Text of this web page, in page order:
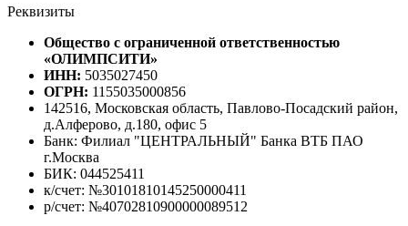
Реквизиты
Общество с ограниченной ответственностью
«ОЛИМПСИТИ»
ИНН: 5035027450
ОГРН: 1155035000856
142516, Московская область, Павлово-Посадский район,
д.Алферово, д.180, офис 5
Банк: Филиал "ЦЕНТРАЛЬНЫЙ" Банка ВТБ ПАО
г.Москва
БИК: 044525411
к/счет: №30101810145250000411
р/счет: №40702810900000089512